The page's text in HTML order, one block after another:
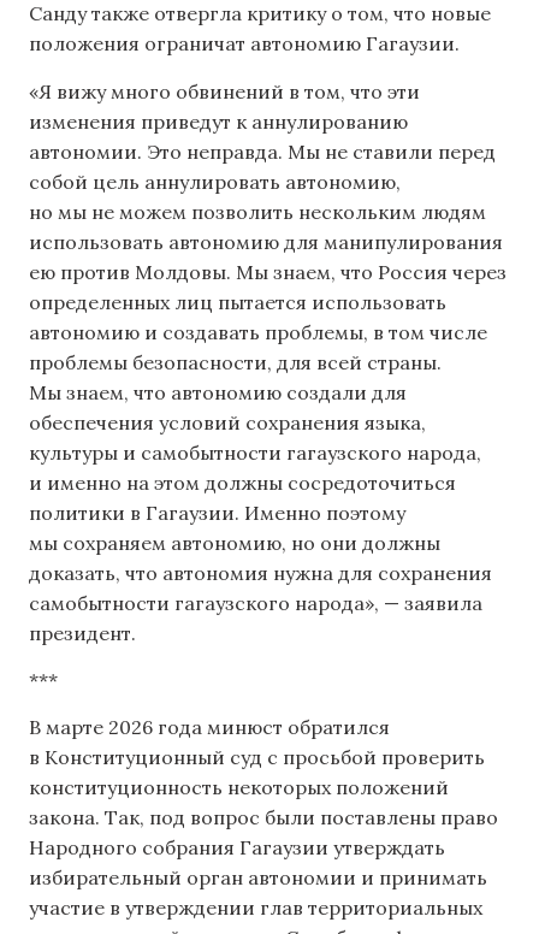
Санду также отвергла критику о том, что новые
положения ограничат автономию Гагаузии.
«Я вижу много обвинений в том, что эти
изменения приведут к аннулированию
автономии. Это неправда. Мы не ставили перед
собой цель аннулировать автономию,
но мы не можем позволить нескольким людям
использовать автономию для манипулирования
ею против Молдовы. Мы знаем, что Россия через
определенных лиц пытается использовать
автономию и создавать проблемы, в том числе
проблемы безопасности, для всей страны.
Мы знаем, что автономию создали для
обеспечения условий сохранения языка,
культуры и самобытности гагаузского народа,
и именно на этом должны сосредоточиться
политики в Гагаузии. Именно поэтому
мы сохраняем автономию, но они должны
доказать, что автономия нужна для сохранения
самобытности гагаузского народа», — заявила
президент.
***
В марте 2026 года минюст обратился
в Конституционный суд с просьбой проверить
конституционность некоторых положений
закона. Так, под вопрос были поставлены право
Народного собрания Гагаузии утверждать
избирательный орган автономии и принимать
участие в утверждении глав территориальных